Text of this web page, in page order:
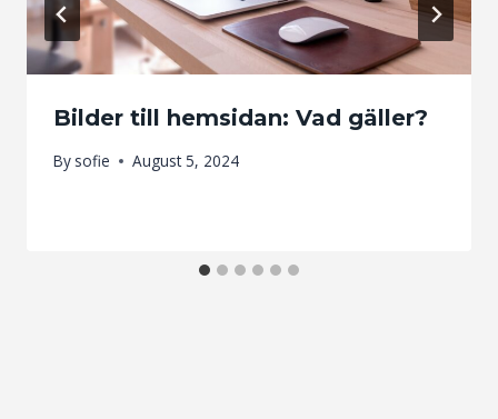
Bilder till hemsidan: Vad gäller?
By sofie August 5, 2024